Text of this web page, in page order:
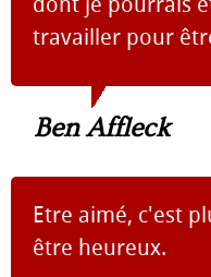
travailler pour
Ben Affleck
Etre aimé, c'est
être heureux.